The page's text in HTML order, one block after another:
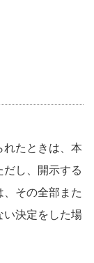
れたときは、本
だし、開示する
その全部また
い決定をした場